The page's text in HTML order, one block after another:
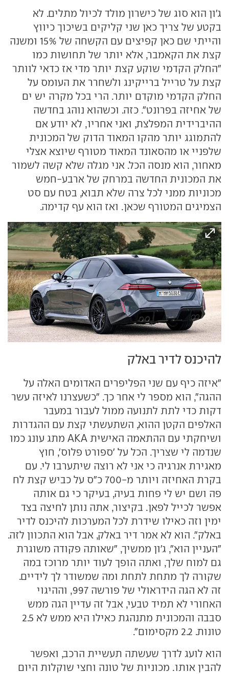
ג'ון הוא סוג של כישרון מולד לכיול מתלים. לא
בקטע של צריך כאן שני קליקים בשיכוך כיווץ
והייתי שם כאן קפיצים עם הקשחה של 15% ומשנה
קצת את הקאמבר, אלא יותר של תחושות כמו
"החלק הקדמי שוקע קצת יותר מדי אז כדאי לוותר
קצת על טרייל ברייקינג ולשחרר את העומס על
החלק הקדמי מוקדם יותר. הרי בכל מקרה יש ים
של אחיזה בפרונט". כזה. וכשהוא נוהג בחדשה
ההיברידית המפלצת, ואני אחריו, לא יודע אם
להתמוגג יותר מהקו המאוד הדוק של המכונית
שלפניי או מהסאונד המאוד מטורף שיוצא אצלי
מאחור, הוא מנסה הכל. אני מגלה שלא קשה לשמור
את המכונית החדשה במרחק של ארבע-חמש
מכוניות ממני לכל צרה שלא תבוא, בטח עם סט
הצמיגים המטורף שכאן. ואז הוא עף קדימה.
להיכנס לדיר באלק
"איזה כיף עם שני הפליפרים האדומים האלה על
ההגה", הוא מספר לי אחר כך. "כשעצרנו לאיזה עשר
דקות כדי לתת לתנועה ממול לעבור במעבר
האלפים הקטן ההוא, השתעשתי קצת עם ההגדרות
ושיחקתי עם ההתאמה האישית AKA מתג עונג כמו
שנדמה לי שצריך. הכל על 'ספורט פלוס', חוץ
מאגירת אנרגיה כי אני לא רוצה שיתערבו לי. עם
בקרת האחיזה ויותר מ-700 כ"ס על כביש קצת לח
פה ושם יש לי פחות בעיה, בעיקר כי גם אותה
אפשר לכייל לפאן. בקיצור, אתה נותן לחיצה בצד
ימין וזה כאילו שידרת לכל המערכות להיכנס לדיר
באלק". הוא לא אמר דיר באלק, אבל הוא התכוון לזה.
"העניין הוא", ג'ון ממשיך, "שאותה פקודה משוגרת
גם למוח שלך, ואתה הופך לעוד יותר מרוכז במה
שקורה לך מתחת לתחת ומה שמשודר לך לידיים.
זה לא הגה הידראולי של פורשה 997, וההיגוי
האחורי לא תמיד טבעי, אבל זה עדיין הגה ממש
סבבה והמכונית מתנהגת כאילו היא ממש לא 2.5
טונות. 2.2 מקסימום".
הוא לועג לדרך שעשתה תעשיית הרכב, ואפשר
להבין אותו. מכוניות של טונה וחצי שוקלות היום